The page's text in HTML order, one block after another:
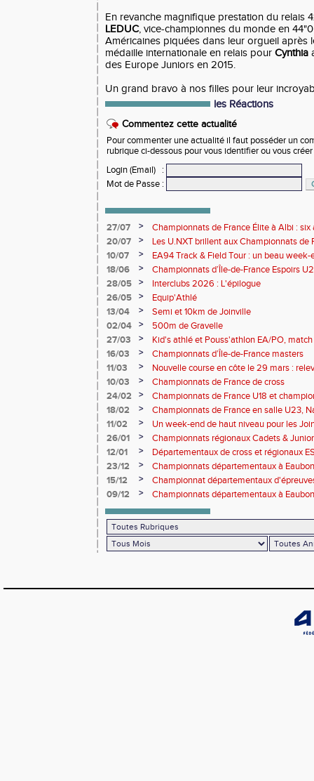
En revanche magnifique prestation du relais
LEDUC, vice-championnes du monde en
Américaines piquées dans leur orgueil après
médaille internationale en relais pour Cynthia
des Europe Juniors en 2015.
Un grand bravo à nos filles pour leur
les Réactions
Commentez cette actualité
Pour commenter une actualité il faut posséder un
rubrique ci-dessous pour vous identifier ou vous
Login (Email)
:
Mot de Passe :
27/07 >
Championnats de France Élite à Albi :
rendez-vous de l'élite nationale
20/07 >
Les U.NXT brillent aux Championnats de
une pluie de performances
10/07 >
EA94 Track & Field Tour : un beau
18/06
>
Championnats d’Île-de-France Espoirs
28/05
>
Interclubs 2026 : L'épilogue
26/05
>
Equip'Athlé
13/04
>
Semi et 10km de Joinville
02/04
>
500m de Gravelle
27/03
>
Kid's athlé et Pouss'athlon EA/PO,
championnat LIFA épreuves combinées
16/03 >
Championnats d’Île-de-France masters
11/03
>
Nouvelle course en côte le 29 mars :
10/03
>
Championnats de France de cross
24/02
>
Championnats de France U18 et
Lancers Long
18/02 >
Championnats de France en salle U23,
de cross-country
11/02 >
Un week-end de haut niveau pour les
26/01
>
Championnats régionaux Cadets &
performances avant le Meeting de Paris
12/01 >
Départementaux de cross et régionaux
23/12
>
Championnats départementaux à
15/12
>
Championnat départementaux
09/12
> Championnats départementaux à